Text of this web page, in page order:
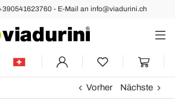
- E-Mail an info@viadurini.ch
Vorher Nächste